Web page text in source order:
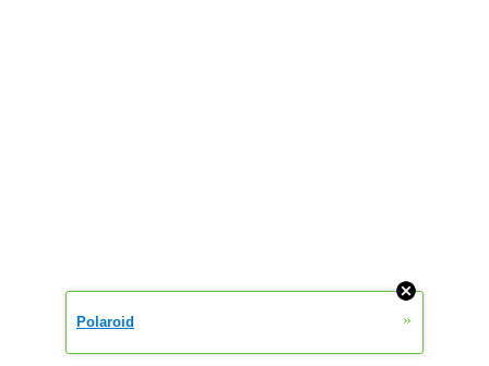
Polaroid »